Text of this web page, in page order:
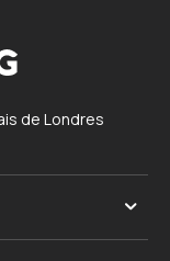
de Londres